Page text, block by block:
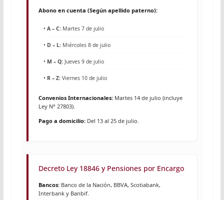
Abono en cuenta (Según apellido paterno):
• A – C:Martes 7 de julio
• D – L:Miércoles 8 de julio
• M – Q:Jueves 9 de julio
• R – Z:Viernes 10 de julio
Convenios Internacionales:Martes 14 de julio (incluye
Ley N° 27803).
Pago a domicilio:Del 13 al 25 de julio.
Decreto Ley 18846 y Pensiones por Encargo
Bancos:Banco de la Nación, BBVA, Scotiabank,
Interbank y Banbif.